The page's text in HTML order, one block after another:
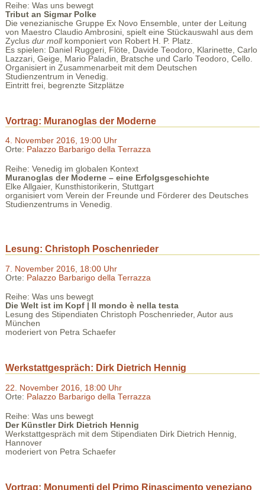
Reihe: Was uns bewegt
Tribut an Sigmar Polke
Die venezianische Gruppe Ex Novo Ensemble, unter der Leitung
von Maestro Claudio Ambrosini, spielt eine Stückauswahl aus dem
Zyclus dur moll komponiert von Robert H. P. Platz.
Es spielen: Daniel Ruggeri, Flöte, Davide Teodoro, Klarinette, Carlo
Lazzari, Geige, Mario Paladin, Bratsche und Carlo Teodoro, Cello.
Organisiert in Zusammenarbeit mit dem Deutschen
Studienzentrum in Venedig.
Eintritt frei, begrenzte Sitzplätze
Vortrag: Muranoglas der Moderne
4. November 2016, 19:00 Uhr
Orte: Palazzo Barbarigo della Terrazza
Reihe: Venedig im globalen Kontext
Muranoglas der Moderne – eine Erfolgsgeschichte
Elke Allgaier, Kunsthistorikerin, Stuttgart
organisiert vom Verein der Freunde und Förderer des Deutsches
Studienzentrums in Venedig.
Lesung: Christoph Poschenrieder
7. November 2016, 18:00 Uhr
Orte: Palazzo Barbarigo della Terrazza
Reihe: Was uns bewegt
Die Welt ist im Kopf | Il mondo è nella testa
Lesung des Stipendiaten Christoph Poschenrieder, Autor aus
München
moderiert von Petra Schaefer
Werkstattgespräch: Dirk Dietrich Hennig
22. November 2016, 18:00 Uhr
Orte: Palazzo Barbarigo della Terrazza
Reihe: Was uns bewegt
Der Künstler Dirk Dietrich Hennig
Werkstattgespräch mit dem Stipendiaten Dirk Dietrich Hennig,
Hannover
moderiert von Petra Schaefer
Vortrag: Monumenti del Primo Rinascimento veneziano